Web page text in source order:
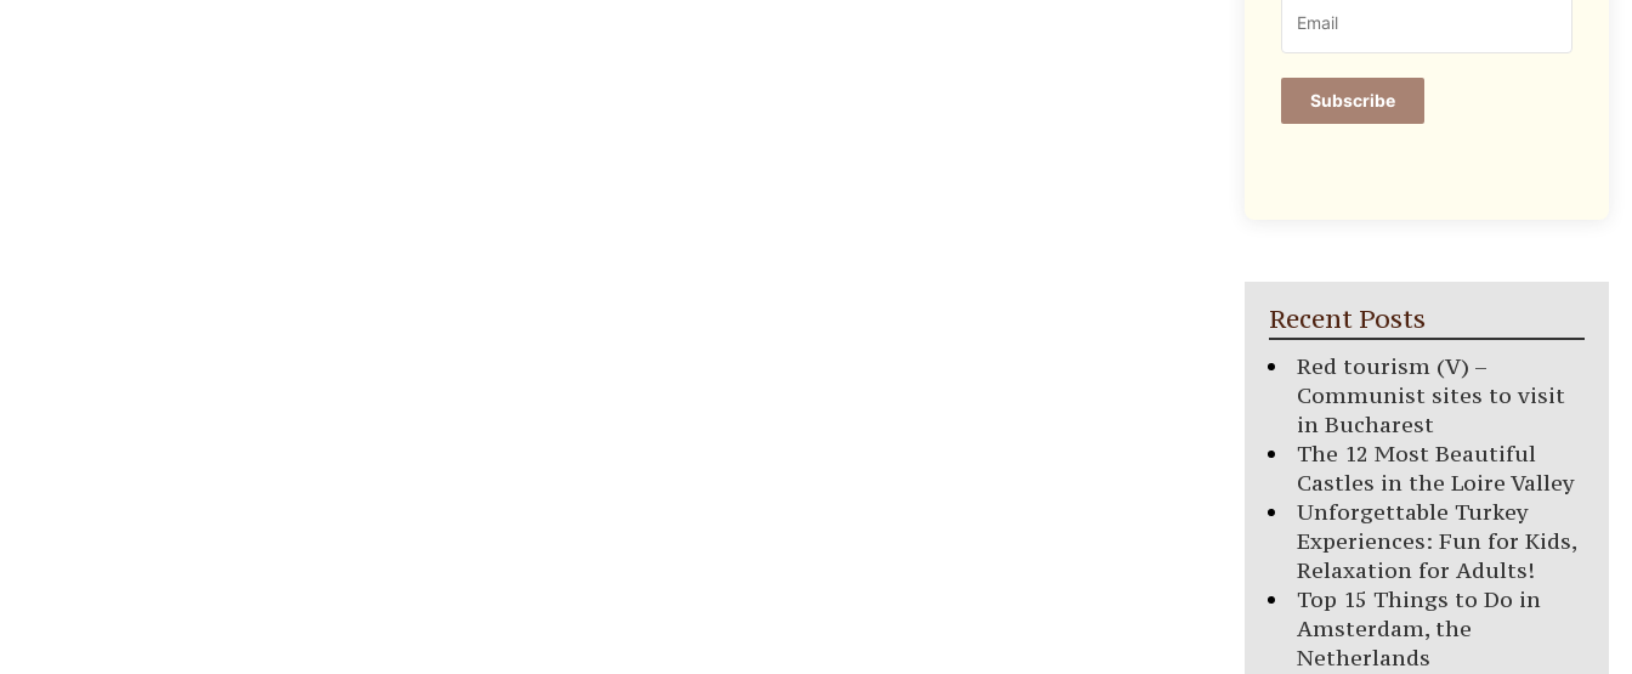
Subscribe
Recent Posts
Red tourism (V) –
Communist sites to visit
in Bucharest
The 12 Most Beautiful
Castles in the Loire Valley
Unforgettable Turkey
Experiences: Fun for Kids,
Relaxation for Adults!
Top 15 Things to Do in
Amsterdam, the
Netherlands